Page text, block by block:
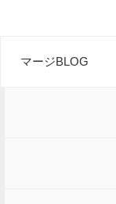
マージBLOG